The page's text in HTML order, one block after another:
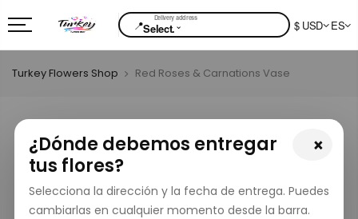
📍Select.⌄ $ USD ES
×
¿Dónde debemos entregar
tus flores?
Selecciona la dirección y la fecha de entrega. Puedes
cambiarlas en cualquier momento desde la barra.
Turkey Flowers Shop Red Roses & Carnations Vase